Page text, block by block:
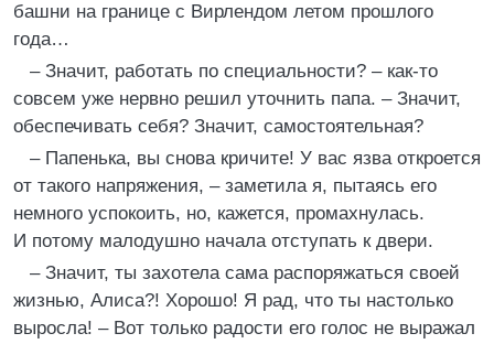
башни на границе с Вирлендом летом прошлого
года…
– Значит, работать по специальности? – как-то
совсем уже нервно решил уточнить папа. – Значит,
обеспечивать себя? Значит, самостоятельная?
– Папенька, вы снова кричите! У вас язва откроется
от такого напряжения, – заметила я, пытаясь его
немного успокоить, но, кажется, промахнулась.
И потому малодушно начала отступать к двери.
– Значит, ты захотела сама распоряжаться своей
жизнью, Алиса?! Хорошо! Я рад, что ты настолько
выросла! – Вот только радости его голос не выражал